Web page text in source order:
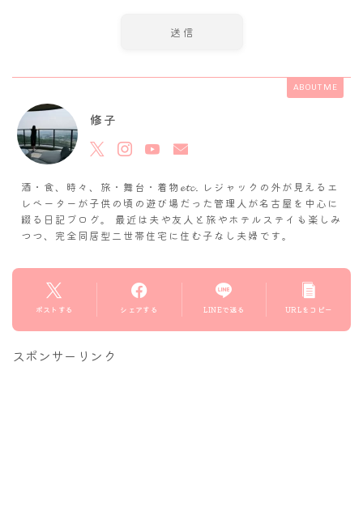
ABOUT ME
修子
酒・食、時々、旅・舞台・着物𝓮𝓽𝓬. レジャックの外が見えるエ
レベーターが子供の頃の遊び場だった管理人が名古屋を中心に
綴る日記ブログ。 最近は夫や友人と旅やホテルステイも楽しみ
つつ、完全同居型二世帯住宅に住む子なし夫婦です。
ポストする シェアする LINEで送る URLをコピー
スポンサーリンク